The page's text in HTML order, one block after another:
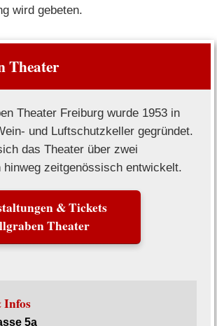
wird gebeten.
Theater
Theater Freiburg wurde 1953 in
und Luftschutzkeller gegründet.
das Theater über zwei
hinweg zeitgenössisch entwickelt.
& Tickets
Theater
5a